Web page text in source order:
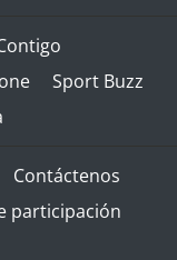
Sport Buzz
Contáctenos
participación